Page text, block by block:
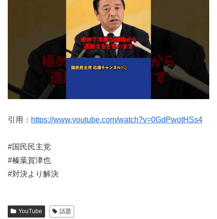
引用： https://www.youtube.com/watch?v=0GdPwotHSs4
#国民民主党
#榛葉賀津也
#対決より解決
YouTube 話題